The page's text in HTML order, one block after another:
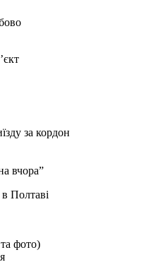
за кордон
вчора”
Полтаві
фото)